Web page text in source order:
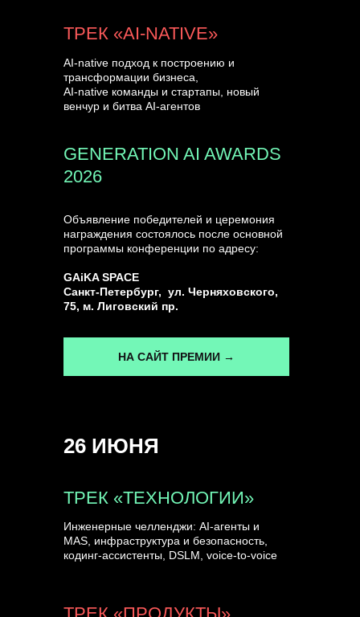
Объявление победителей и церемония
награждения состоялось после основной
программы конференции по адресу:
GAiKA SPACE
Санкт-Петербург, ул. Черняховского,
75, м. Лиговский пр.
GENERATION AI AWARDS
2026
AI-native подход к построению и
трансформации бизнеса,
AI-native команды и стартапы, новый
венчур и битва AI-агентов
ТРЕК «AI-NATIVE»
26 ИЮНЯ
Инженерные челленджи: AI-агенты и
MAS, инфраструктура и безопасность,
кодинг-ассистенты, DSLM, voice-to-voice
ТРЕК «ТЕХНОЛОГИИ»
НА САЙТ ПРЕМИИ →
ГЕНЕРАЛЬНЫЙ ИНФОПАРТНЕР
CONVERSATIONS